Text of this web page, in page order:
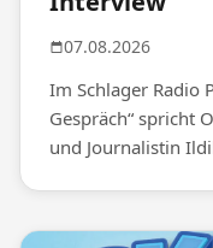
07.08.2026
Im Schlager Radio
Gespräch“ spricht
und Journalistin